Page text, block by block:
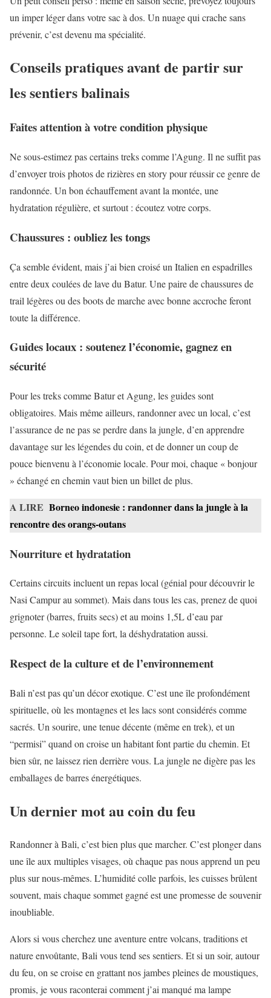
un imper léger dans votre sac à dos. Un nuage qui crache sans
prévenir, c’est devenu ma spécialité.
Conseils pratiques avant de partir sur
les sentiers balinais
Faites attention à votre condition physique
Ne sous-estimez pas certains treks comme l’Agung. Il ne suffit pas
d’envoyer trois photos de rizières en story pour réussir ce genre de
randonnée. Un bon échauffement avant la montée, une
hydratation régulière, et surtout : écoutez votre corps.
Chaussures : oubliez les tongs
Ça semble évident, mais j’ai bien croisé un Italien en espadrilles
entre deux coulées de lave du Batur. Une paire de chaussures de
trail légères ou des boots de marche avec bonne accroche feront
toute la différence.
Guides locaux : soutenez l’économie, gagnez en
sécurité
Pour les treks comme Batur et Agung, les guides sont
obligatoires. Mais même ailleurs, randonner avec un local, c’est
l’assurance de ne pas se perdre dans la jungle, d’en apprendre
davantage sur les légendes du coin, et de donner un coup de
pouce bienvenu à l’économie locale. Pour moi, chaque « bonjour
» échangé en chemin vaut bien un billet de plus.
A LIRE Borneo indonesie : randonner dans la jungle à la
rencontre des orangs-outans
Nourriture et hydratation
Certains circuits incluent un repas local (génial pour découvrir le
Nasi Campur au sommet). Mais dans tous les cas, prenez de quoi
grignoter (barres, fruits secs) et au moins 1,5L d’eau par
personne. Le soleil tape fort, la déshydratation aussi.
Respect de la culture et de l’environnement
Bali n’est pas qu’un décor exotique. C’est une île profondément
spirituelle, où les montagnes et les lacs sont considérés comme
sacrés. Un sourire, une tenue décente (même en trek), et un
“permisi” quand on croise un habitant font partie du chemin. Et
bien sûr, ne laissez rien derrière vous. La jungle ne digère pas les
emballages de barres énergétiques.
Un dernier mot au coin du feu
Randonner à Bali, c’est bien plus que marcher. C’est plonger dans
une île aux multiples visages, où chaque pas nous apprend un peu
plus sur nous-mêmes. L’humidité colle parfois, les cuisses brûlent
souvent, mais chaque sommet gagné est une promesse de souvenir
inoubliable.
Alors si vous cherchez une aventure entre volcans, traditions et
nature envoûtante, Bali vous tend ses sentiers. Et si un soir, autour
du feu, on se croise en grattant nos jambes pleines de moustiques,
promis, je vous raconterai comment j’ai manqué ma lampe